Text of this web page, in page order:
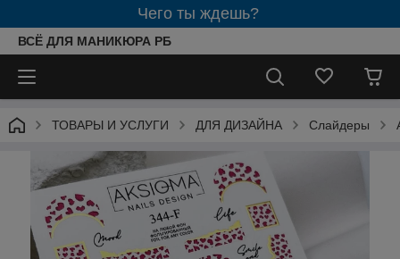
Чего ты ждешь?
ВСЁ ДЛЯ МАНИКЮРА РБ
ТОВАРЫ И УСЛУГИ ДЛЯ ДИЗАЙНА Слайдеры